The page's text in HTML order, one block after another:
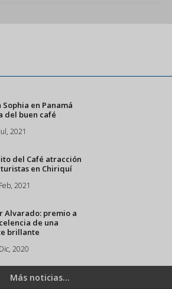
Sophia en Panamá
del buen café
2021
del Café atracción
en Chiriquí
2021
Alvarado: premio a
de una
brillante
2020
Más noticias...